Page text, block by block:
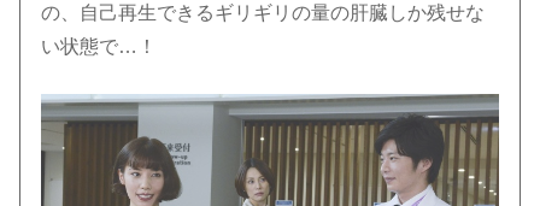
の、自己再生できるギリギリの量の肝臓しか残せな
い状態で…！